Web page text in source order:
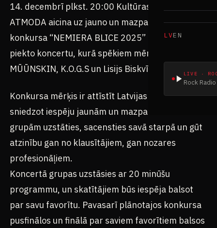
LVEN
LIVE ·
Rock
14. decembrī plkst. 20:00 Kultūras Nams
ATMODA aicina uz jauno un mazpazīstamo grupu
konkursa “NEMIERA BLICE 2025” pirmās kārtas
piekto koncertu, kurā spēkiem mērosies grupas
MŪŪNSKIN, K.O.G.S un Lisijs Biskvīts.
Konkursa mērķis ir attīstīt Latvijas kultūras dzīvi,
sniedzot iespēju jaunām un mazpazīstamām
grupām uzstāties, sacensties savā starpā un gūt
atzinību gan no klausītājiem, gan nozares
profesionāļiem.
Koncertā grupas uzstāsies ar 20 minūšu
programmu, un skatītājiem būs iespēja balsot
par savu favorītu. Pavasarī plānotajos konkursa
pusfinālos un finālā par saviem favorītiem balsos